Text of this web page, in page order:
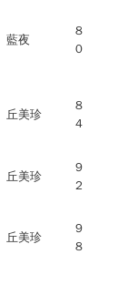
藍夜
8
0
丘美珍
8
4
丘美珍
9
2
丘美珍
9
8